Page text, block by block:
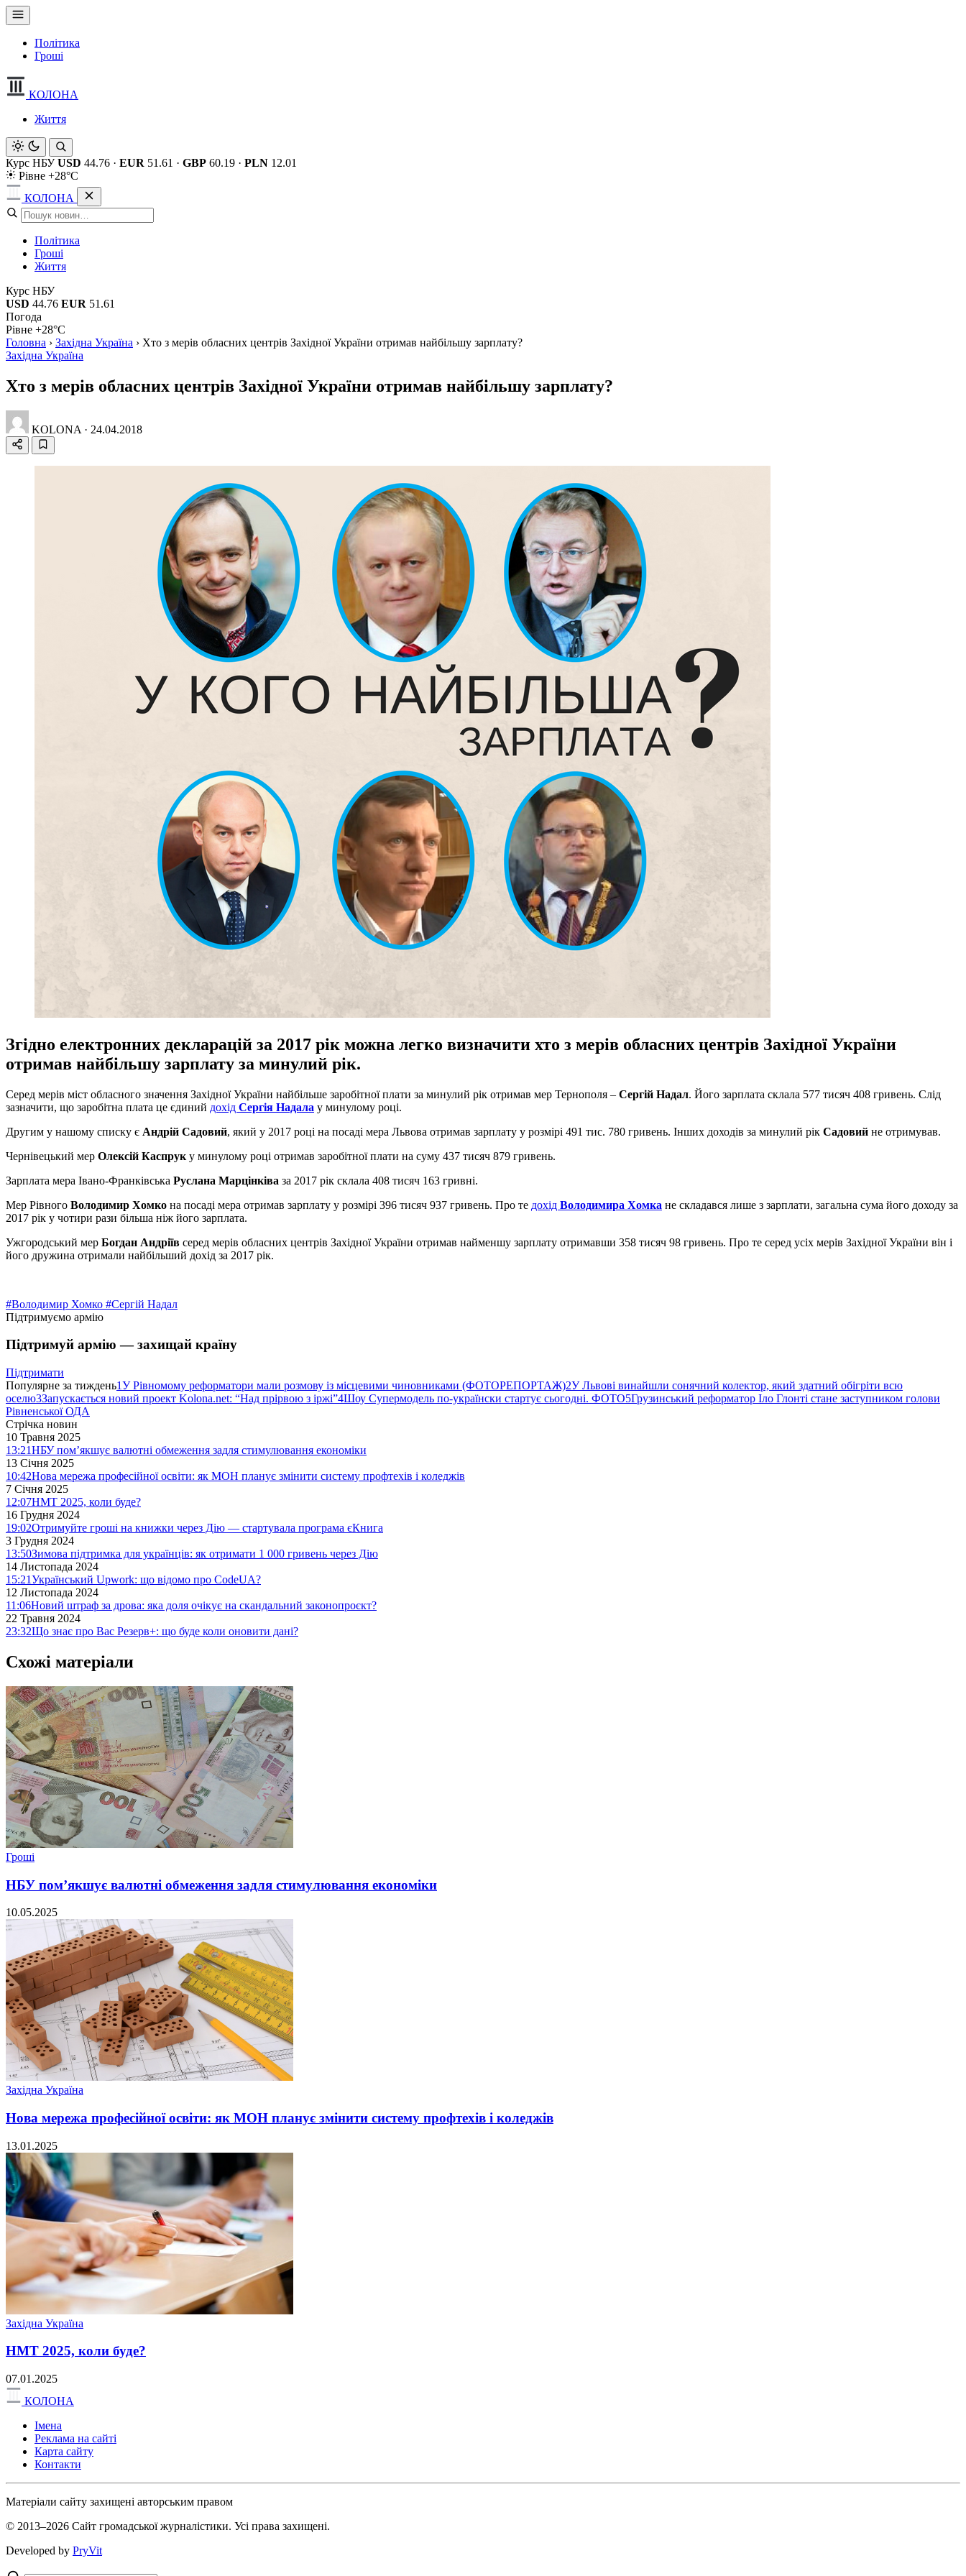
Політика
Гроші
КОЛОНА
Життя
Курс НБУ USD 44.76 · EUR 51.61 · GBP 60.19 · PLN 12.01
Рівне +28°C
КОЛОНА
Політика
Гроші
Життя
Курс НБУ
USD 44.76 EUR 51.61
Погода
Рівне +28°C
Головна › Західна Україна › Хто з мерів обласних центрів Західної України отримав найбільшу зарплату?
Західна Україна
Хто з мерів обласних центрів Західної України отримав найбільшу зарплату?
KOLONA · 24.04.2018
Згідно електронних декларацій за 2017 рік можна легко визначити хто з мерів обласних центрів Західної України
отримав найбільшу зарплату за минулий рік.
Серед мерів міст обласного значення Західної України найбільше заробітної плати за минулий рік отримав мер Тернополя – Сергій Надал. Його зарплата склала 577 тисяч 408 гривень. Слід
зазначити, що заробітна плата це єдиний дохід Сергія Надала у минулому році.
Другим у нашому списку є Андрій Садовий, який у 2017 році на посаді мера Львова отримав зарплату у розмірі 491 тис. 780 гривень. Інших доходів за минулий рік Садовий не отримував.
Чернівецький мер Олексій Каспрук у минулому році отримав заробітної плати на суму 437 тисяч 879 гривень.
Зарплата мера Івано-Франківська Руслана Марцінківа за 2017 рік склала 408 тисяч 163 гривні.
Мер Рівного Володимир Хомко на посаді мера отримав зарплату у розмірі 396 тисяч 937 гривень. Про те дохід Володимира Хомка не складався лише з зарплати, загальна сума його доходу за
2017 рік у чотири рази більша ніж його зарплата.
Ужгородський мер Богдан Андріїв серед мерів обласних центрів Західної України отримав найменшу зарплату отримавши 358 тисяч 98 гривень. Про те серед усіх мерів Західної України він і
його дружина отримали найбільший дохід за 2017 рік.
#Володимир Хомко #Сергій Надал
Підтримуємо армію
Підтримуй армію — захищай країну
Підтримати
Популярне за тиждень1У Рівномому реформатори мали розмову із місцевими чиновниками (ФОТОРЕПОРТАЖ)2У Львові винайшли сонячний колектор, який здатний обігріти всю
оселю3Запускається новий проект Kolona.net: “Над прірвою з іржі”4Шоу Супермодель по-українски стартує сьогодні. ФОТО5Грузинський реформатор Іло Глонті стане заступником голови
Рівненської ОДА
Стрічка новин
10 Травня 2025
13:21НБУ пом’якшує валютні обмеження задля стимулювання економіки
13 Січня 2025
10:42Нова мережа професійної освіти: як МОН планує змінити систему профтехів і коледжів
7 Січня 2025
12:07НМТ 2025, коли буде?
16 Грудня 2024
19:02Отримуйте гроші на книжки через Дію — стартувала програма єКнига
3 Грудня 2024
13:50Зимова підтримка для українців: як отримати 1 000 гривень через Дію
14 Листопада 2024
15:21Український Upwork: що відомо про CodeUA?
12 Листопада 2024
11:06Новий штраф за дрова: яка доля очікує на скандальний законопроєкт?
22 Травня 2024
23:32Що знає про Вас Резерв+: що буде коли оновити дані?
Схожі матеріали
Гроші
НБУ пом’якшує валютні обмеження задля стимулювання економіки
10.05.2025
Західна Україна
Нова мережа професійної освіти: як МОН планує змінити систему профтехів і коледжів
13.01.2025
Західна Україна
НМТ 2025, коли буде?
07.01.2025
КОЛОНА
Імена
Реклама на сайті
Карта сайту
Контакти
Матеріали сайту захищені авторським правом
© 2013–2026 Сайт громадської журналістики. Усі права захищені.
Developed by PryVit